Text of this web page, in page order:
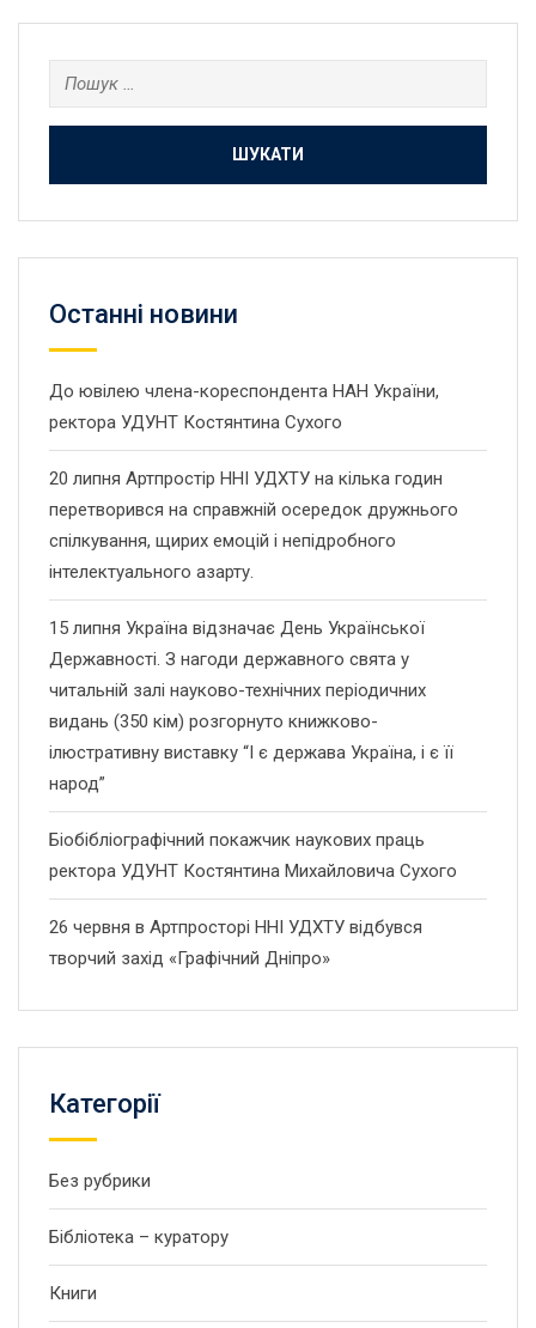
Пошук:
Останнi новини
До ювілею члена-кореспондента НАН України,
ректора УДУНТ Костянтина Сухого
20 липня Артпростір ННІ УДХТУ на кілька годин
перетворився на справжній осередок дружнього
спілкування, щирих емоцій і непідробного
інтелектуального азарту.
15 липня Україна відзначає День Української
Державності. З нагоди державного свята у
читальній залі науково-технічних періодичних
видань (350 кім) розгорнуто книжково-
ілюстративну виставку “І є держава Україна, і є її
народ”
Біобібліографічний покажчик наукових праць
ректора УДУНТ Костянтина Михайловича Сухого
26 червня в Артпросторі ННІ УДХТУ відбувся
творчий захід «Графічний Дніпро»
Категорії
Без рубрики
Бібліотека – куратору
Книги